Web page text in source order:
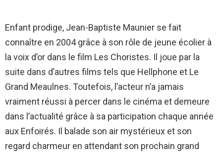
Enfant prodige, Jean-Baptiste Maunier se fait
connaître en 2004 grâce à son rôle de jeune écolier à
la voix d’or dans le film Les Choristes. Il joue par la
suite dans d’autres films tels que Hellphone et Le
Grand Meaulnes. Toutefois, l’acteur n’a jamais
vraiment réussi à percer dans le cinéma et demeure
dans l’actualité grâce à sa participation chaque année
aux Enfoirés. Il balade son air mystérieux et son
regard charmeur en attendant son prochain grand